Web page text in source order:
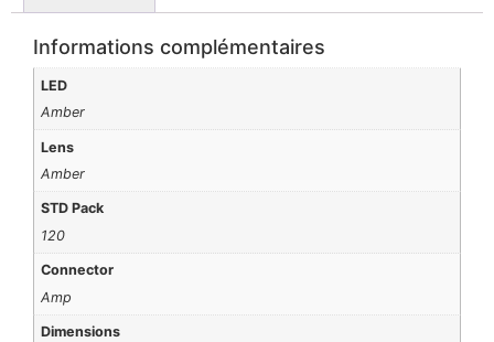
Informations complémentaires
LED
Amber
Lens
Amber
STD Pack
120
Connector
Amp
Dimensions